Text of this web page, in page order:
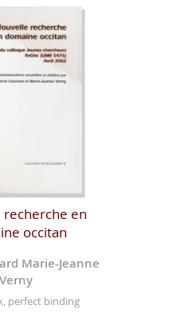
en
occitan
Marie-Jeanne
Verny
perfect binding